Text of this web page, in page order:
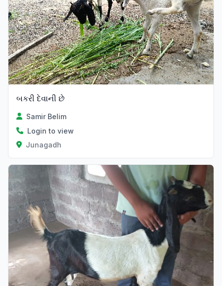
બકરી દેવાની છે
Samir Belim
Login to view
Junagadh